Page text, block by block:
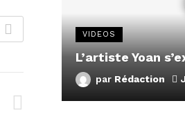
VIDEOS
L’artiste Yoan
par Rédaction